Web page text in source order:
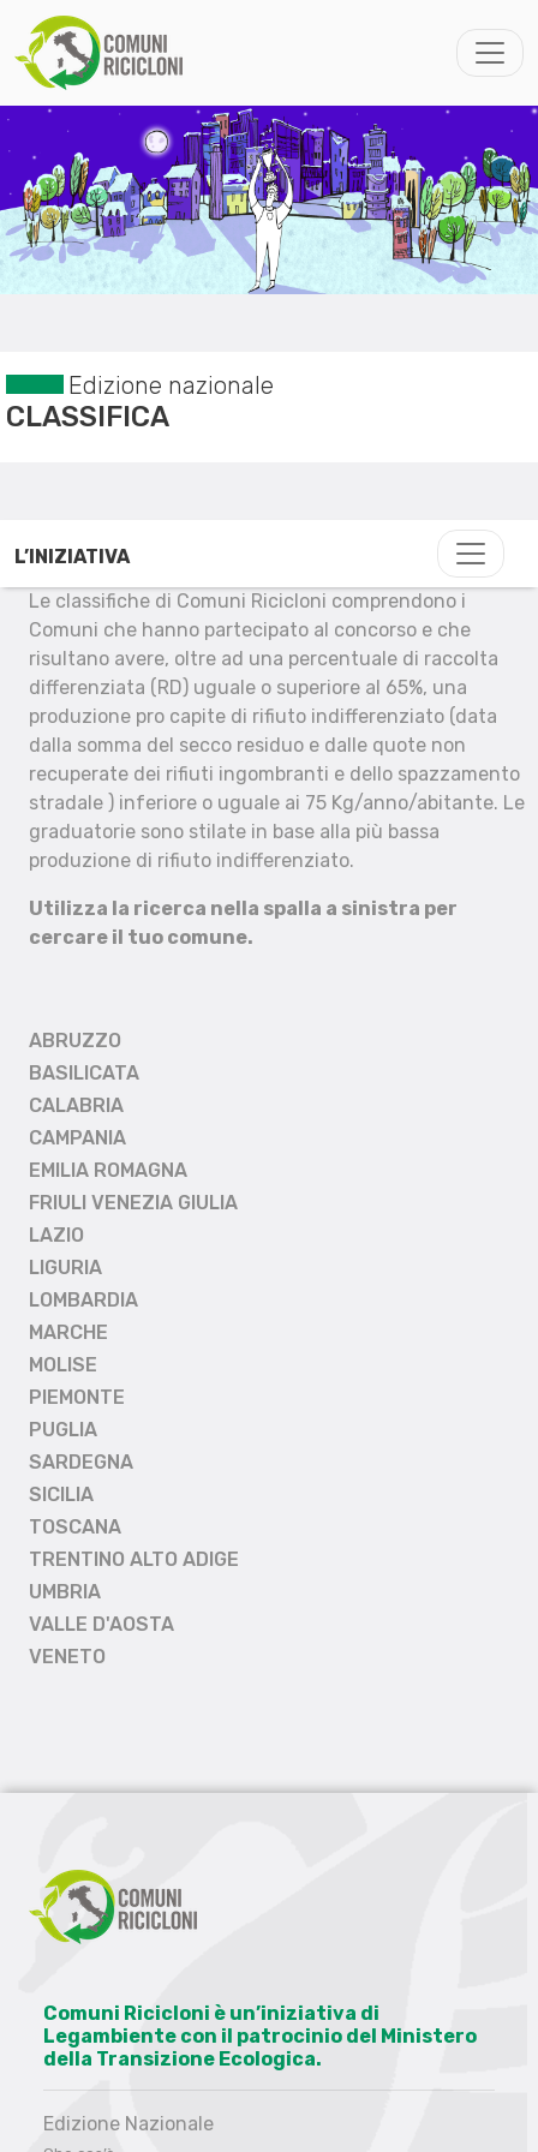
Edizione nazionale
CLASSIFICA
L’INIZIATIVA
Le classifiche di Comuni Ricicloni comprendono i
Comuni che hanno partecipato al concorso e che
risultano avere, oltre ad una percentuale di raccolta
differenziata (RD) uguale o superiore al 65%, una
produzione pro capite di rifiuto indifferenziato (data
dalla somma del secco residuo e dalle quote non
recuperate dei rifiuti ingombranti e dello spazzamento
stradale ) inferiore o uguale ai 75 Kg/anno/abitante. Le
graduatorie sono stilate in base alla più bassa
produzione di rifiuto indifferenziato.
Utilizza la ricerca nella spalla a sinistra per
cercare il tuo comune.
ABRUZZO
BASILICATA
CALABRIA
CAMPANIA
EMILIA ROMAGNA
FRIULI VENEZIA GIULIA
LAZIO
LIGURIA
LOMBARDIA
MARCHE
MOLISE
PIEMONTE
PUGLIA
SARDEGNA
SICILIA
TOSCANA
TRENTINO ALTO ADIGE
UMBRIA
VALLE D'AOSTA
VENETO
Comuni Ricicloni è un’iniziativa di
Legambiente con il patrocinio del Ministero
della Transizione Ecologica.
Edizione Nazionale